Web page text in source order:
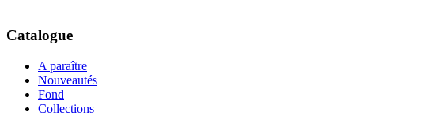
Catalogue
A paraître
Nouveautés
Fond
Collections